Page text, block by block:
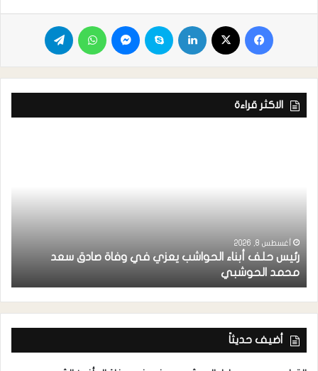
الاكثر قراءة
أغسطس 8, 2026
رئيس حلف أبناء الحواشب يعزي في وفاة صادق سعد
محمد الحوشبي
أضيف حديثاً